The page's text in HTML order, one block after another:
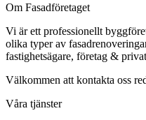
Om Fasadföretaget
Vi är ett professionellt
olika typer av
fastighetsägare, företag &
Välkommen att kontakta oss
Våra tjänster